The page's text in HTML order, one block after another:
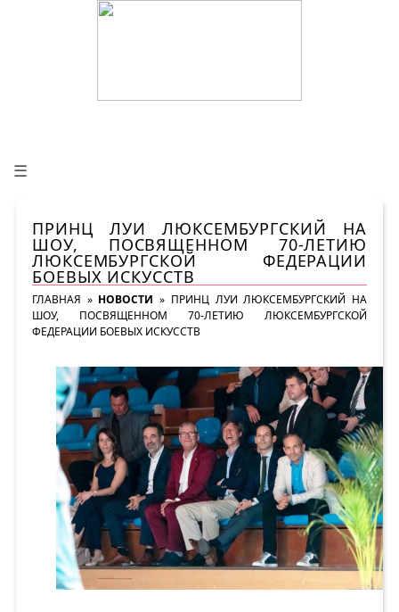
☰
ПРИНЦ ЛУИ ЛЮКСЕМБУРГСКИЙ НА
ШОУ, ПОСВЯЩЕННОМ 70-ЛЕТИЮ
ЛЮКСЕМБУРГСКОЙ ФЕДЕРАЦИИ
БОЕВЫХ ИСКУССТВ
ГЛАВНАЯ » НОВОСТИ » ПРИНЦ ЛУИ ЛЮКСЕМБУРГСКИЙ НА
ШОУ, ПОСВЯЩЕННОМ 70-ЛЕТИЮ ЛЮКСЕМБУРГСКОЙ
ФЕДЕРАЦИИ БОЕВЫХ ИСКУССТВ